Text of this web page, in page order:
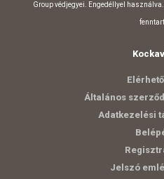
Group védjegyei. Engedéllyel
Általános
Adatkezelési
Jelszó